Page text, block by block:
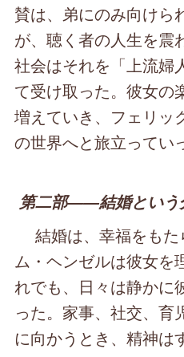
賛は、弟にのみ向けら
が、聴く者の人生を震
社会はそれを「上流婦
て受け取った。彼女の
増えていき、フェリッ
の世界へと旅立ってい
第二部――結婚という
結婚は、幸福をもた
ム・ヘンゼルは彼女を
れでも、日々は静かに
った。家事、社交、育
に向かうとき、精神は